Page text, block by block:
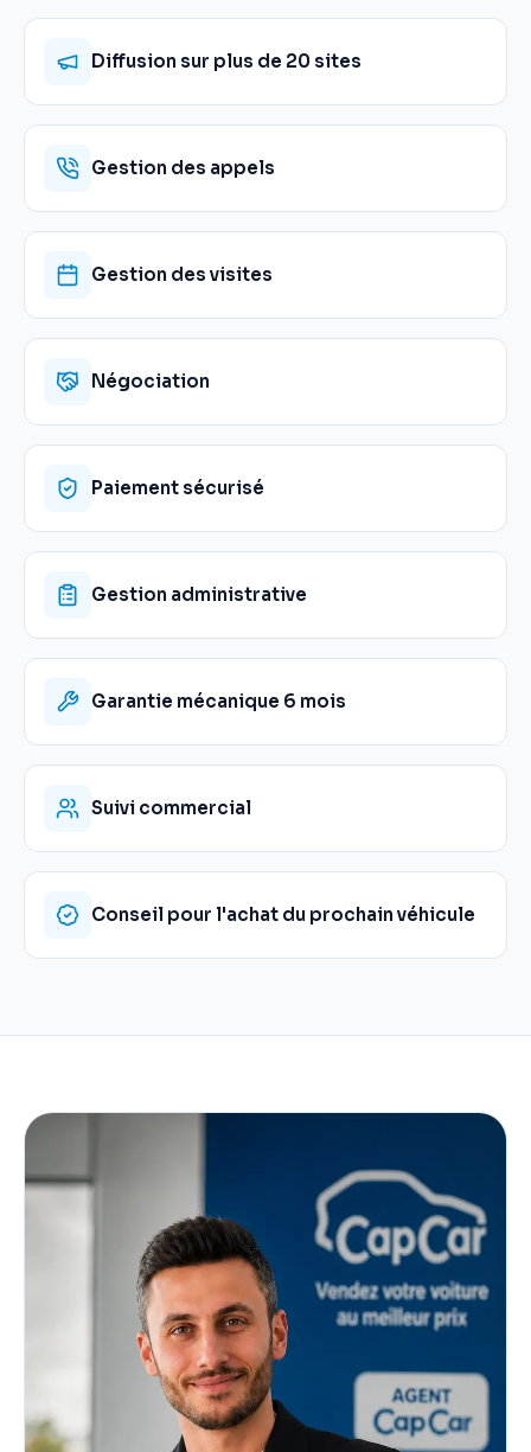
Diffusion sur plus de 20 sites
Gestion des appels
Gestion des visites
Négociation
Paiement sécurisé
Gestion administrative
Garantie mécanique 6 mois
Suivi commercial
Conseil pour l'achat du prochain véhicule